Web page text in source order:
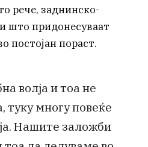
рече, заднинско-
што придонесуваат
постојан пораст.
волја и тоа не
туку многу повеќе
Нашите заложби